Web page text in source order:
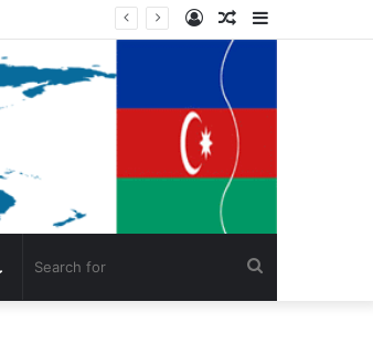
Random
Log
Switch